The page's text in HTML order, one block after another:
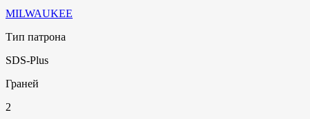
MILWAUKEE
Тип патрона
SDS-Plus
Граней
2